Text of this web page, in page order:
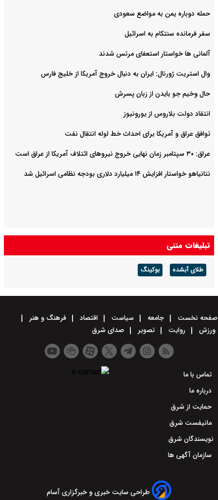
حمله دوباره یمن به مواضع سعودی
سفر فرمانده سنتکام به اسرائیل
آلمانی ها خواستار استعفای مرتس شدند
وال استریت ژورنال: ایران به دنبال خروج آمریکا از خلیج فارس
حال وخیم جو بایدن از زبان پسرش
انتقاد دولت بلاروس از یورونیوز
توافق عراق و آمریکا برای احداث خط لوله انتقال نفت
عراق: ۳۰ سپتامبر زمان نهایی خروج نیروهای ائتلاف آمریکا از عراق است
نتانیاهو خواستار افزایش ۱۴ میلیارد دلاری بودجه نظامی اسرائیل شد
تبلیغات متنی
طلای آبشده بوکینگ
صفحه نخست جامعه سیاست اقتصاد
فرهنگ و هنر
ورزش
روایت تصویر صدای شرق
تماس با ما
درباره ما
حمایت از شرق
مانیفست شرق
نویسندگان شرق
سازمان آگهی ها
طراحی سایت خبری و خبرگزاری آسام